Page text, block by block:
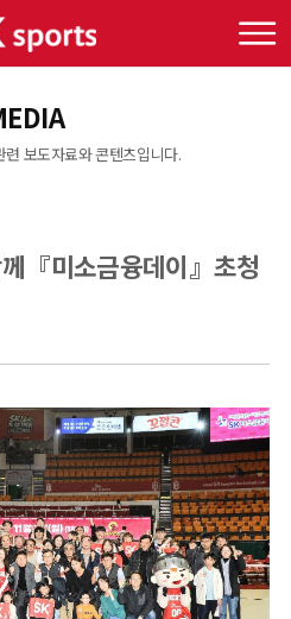
보도자료와 콘텐츠입니다.
『미소금융데이』초청